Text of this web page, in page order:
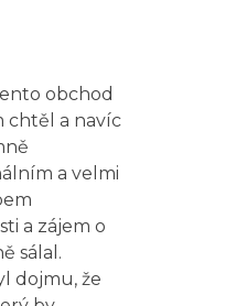
obchod
chtěl a navíc
a velmi
a zájem o
sálal.
dojmu, že